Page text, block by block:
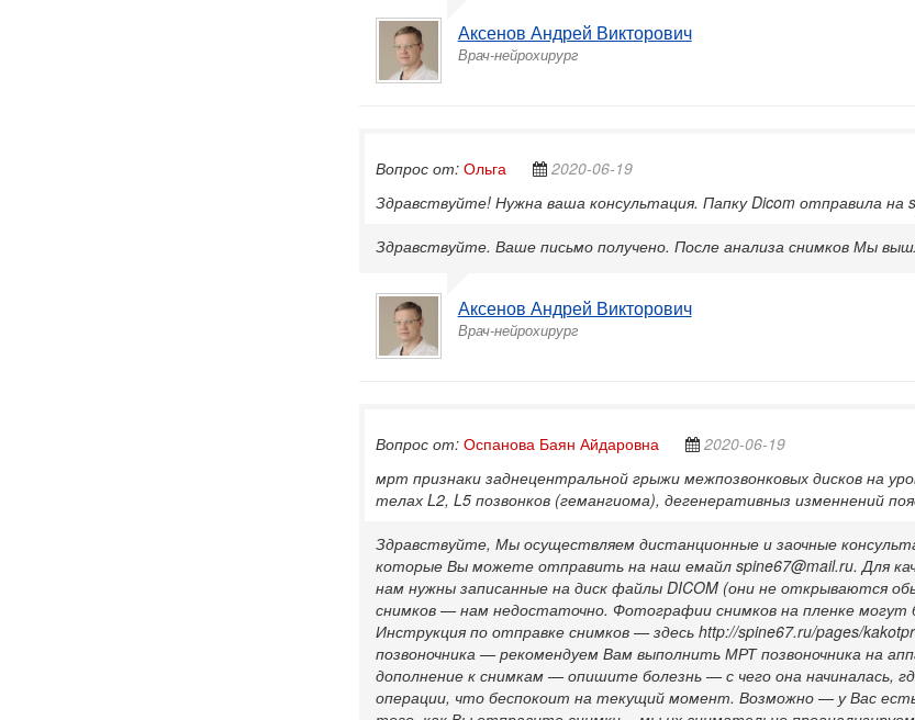
Аксенов Андрей Викторович
Врач-нейрохирург
Вопрос от: Ольга
2020-06-19
Здравствуйте! Нужна ваша консультация. Папку Dicom отправила на
Здравствуйте. Ваше письмо получено. После анализа снимков Мы
Аксенов Андрей Викторович
Врач-нейрохирург
Вопрос от: Оспанова Баян Айдаровна
2020-06-19
мрт признаки заднецентральной грыжи межпозвонковых дисков на
телах L2, L5 позвонков (гемангиома), дегенеративныз изменнений
Здравствуйте, Мы осуществляем дистанционные и заочные
которые Вы можете отправить на наш емайл spine67@mail.ru. Для
нам нужны записанные на диск файлы DICOM (они не открываются
снимков — нам недостаточно. Фотографии снимков на пленке могут
Инструкция по отправке снимков — здесь http://spine67.ru/pages/
позвоночника — рекомендуем Вам выполнить МРТ позвоночника на
дополнение к снимкам — опишите болезнь — с чего она начиналась,
операции, что беспокоит на текущий момент. Возможно — у Вас есть